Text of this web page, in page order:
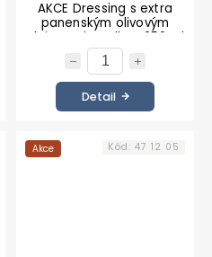
AKCE Dressing s extra
panenským olivovým
olejem a bazalkou 250 ml
Detail
Akce Kód: 47 12 05